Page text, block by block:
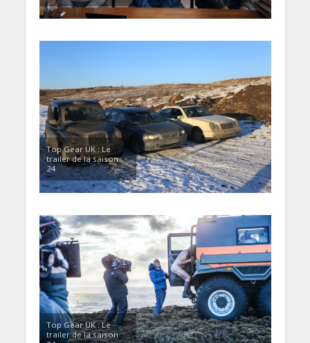
Top Gear UK : Le
trailer de la saison
24
Top Gear UK : Le
trailer de la saison